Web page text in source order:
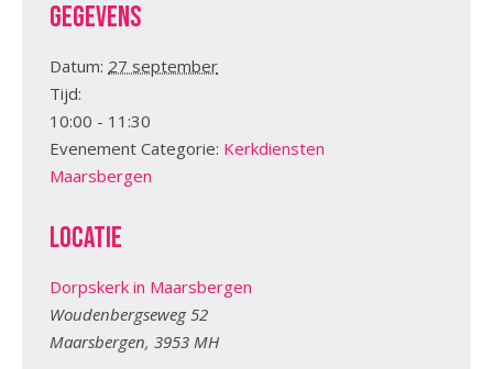
Gegevens
Datum: 27 september
Tijd:
10:00 - 11:30
Evenement Categorie: Kerkdiensten
Maarsbergen
Locatie
Dorpskerk in Maarsbergen
Woudenbergseweg 52
Maarsbergen, 3953 MH